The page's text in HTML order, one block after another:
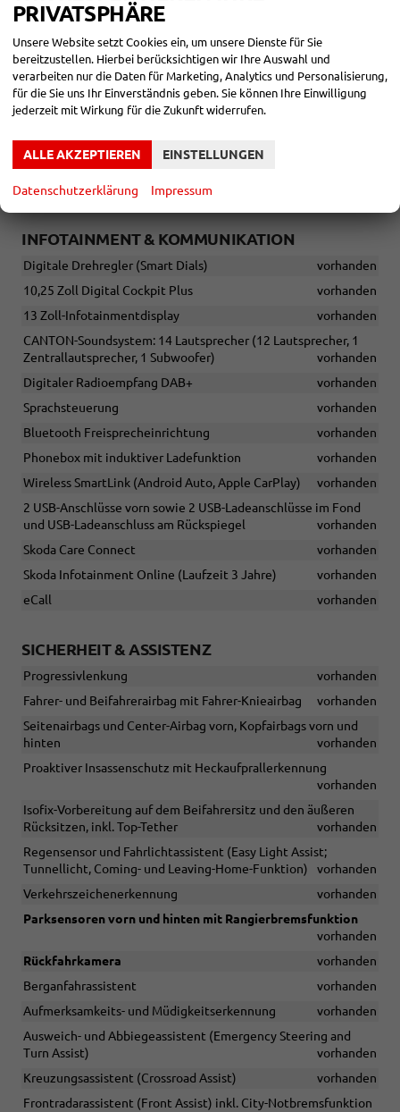
Kopfstützen vorn, höhen- und längeneinstellbar
vorhanden
Elektrisch einstellbare Ergo-Komfortsitze vorn
Massagefunktion
Sitzbelüftung
Memory-Funktion
Lehnenfernentriegelung der Rücksitzlehnen im Gepäckraum
INFOTAINMENT & KOMMUNIKATION
Digitale Drehregler (Smart Dials)
vorhanden
10,25 Zoll Digital Cockpit Plus
vorhanden
13 Zoll-Infotainmentdisplay
vorhanden
CANTON-Soundsystem: 14 Lautsprecher (12 Lautsprecher, 1
Zentrallautsprecher, 1 Subwoofer)
vorhanden
Digitaler Radioempfang DAB+
vorhanden
Sprachsteuerung
vorhanden
Bluetooth Freisprecheinrichtung
vorhanden
Phonebox mit induktiver Ladefunktion
vorhanden
Wireless SmartLink (Android Auto, Apple CarPlay)
vorhanden
2 USB-Anschlüsse vorn sowie 2 USB-Ladeanschlüsse im Fond
und USB-Ladeanschluss am Rückspiegel
vorhanden
Skoda Care Connect
vorhanden
Skoda Infotainment Online (Laufzeit 3 Jahre)
vorhanden
eCall
vorhanden
SICHERHEIT & ASSISTENZ
Progressivlenkung
vorhanden
Fahrer- und Beifahrerairbag mit Fahrer-Knieairbag
vorhanden
Seitenairbags und Center-Airbag vorn, Kopfairbags vorn und
hinten
vorhanden
Proaktiver Insassenschutz mit Heckaufprallerkennung
vorhanden
Isofix-Vorbereitung auf dem Beifahrersitz und den äußeren
Rücksitzen, inkl. Top-Tether
vorhanden
Regensensor und Fahrlichtassistent (Easy Light Assist;
Tunnellicht, Coming- und Leaving-Home-Funktion)
vorhanden
Verkehrszeichenerkennung
vorhanden
Parksensoren vorn und hinten mit Rangierbremsfunktion
vorhanden
Rückfahrkamera
vorhanden
Berganfahrassistent
vorhanden
Aufmerksamkeits- und Müdigkeitserkennung
vorhanden
Ausweich- und Abbiegeassistent (Emergency Steering and
Turn Assist)
vorhanden
Kreuzungsassistent (Crossroad Assist)
vorhanden
Frontradarassistent (Front Assist) inkl. City-Notbremsfunktion
PRIVATSPHÄRE
Unsere Website setzt Cookies ein, um unsere Dienste für Sie
bereitzustellen. Hierbei berücksichtigen wir Ihre Auswahl und
verarbeiten nur die Daten für Marketing, Analytics und Personalisierung,
für die Sie uns Ihr Einverständnis geben. Sie können Ihre Einwilligung
jederzeit mit Wirkung für die Zukunft widerrufen.
ALLE AKZEPTIEREN EINSTELLUNGEN
Datenschutzerklärung Impressum